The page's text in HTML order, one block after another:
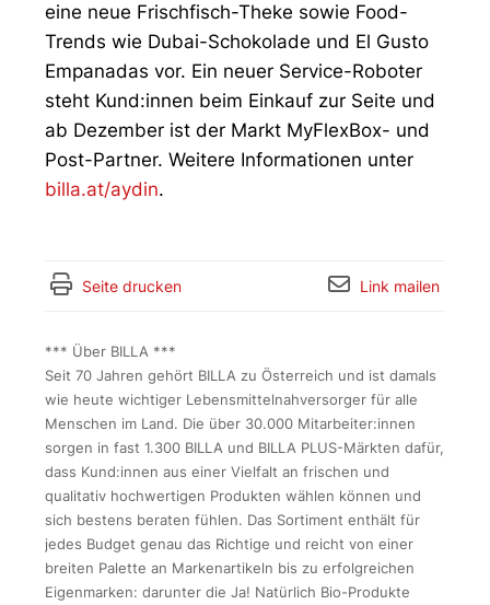
eine neue Frischfisch-Theke sowie Food-
Trends wie Dubai-Schokolade und El Gusto
Empanadas vor. Ein neuer Service-Roboter
steht Kund:innen beim Einkauf zur Seite und
ab Dezember ist der Markt MyFlexBox- und
Post-Partner. Weitere Informationen unter
billa.at/aydin.
Seite drucken Link mailen
*** Über BILLA ***
Seit 70 Jahren gehört BILLA zu Österreich und ist damals
wie heute wichtiger Lebensmittelnahversorger für alle
Menschen im Land. Die über 30.000 Mitarbeiter:innen
sorgen in fast 1.300 BILLA und BILLA PLUS-Märkten dafür,
dass Kund:innen aus einer Vielfalt an frischen und
qualitativ hochwertigen Produkten wählen können und
sich bestens beraten fühlen. Das Sortiment enthält für
jedes Budget genau das Richtige und reicht von einer
breiten Palette an Markenartikeln bis zu erfolgreichen
Eigenmarken: darunter die Ja! Natürlich Bio-Produkte